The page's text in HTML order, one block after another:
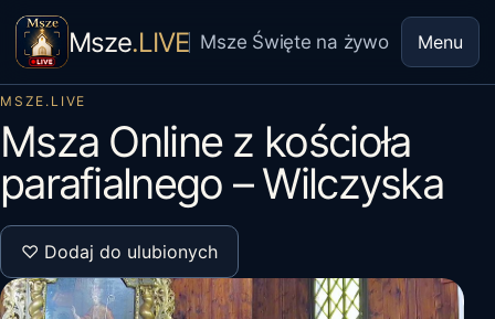
Msze.LIVE Msze Święte na żywo Menu
MSZE.LIVE
Msza Online z kościoła
parafialnego – Wilczyska
♡ Dodaj do ulubionych